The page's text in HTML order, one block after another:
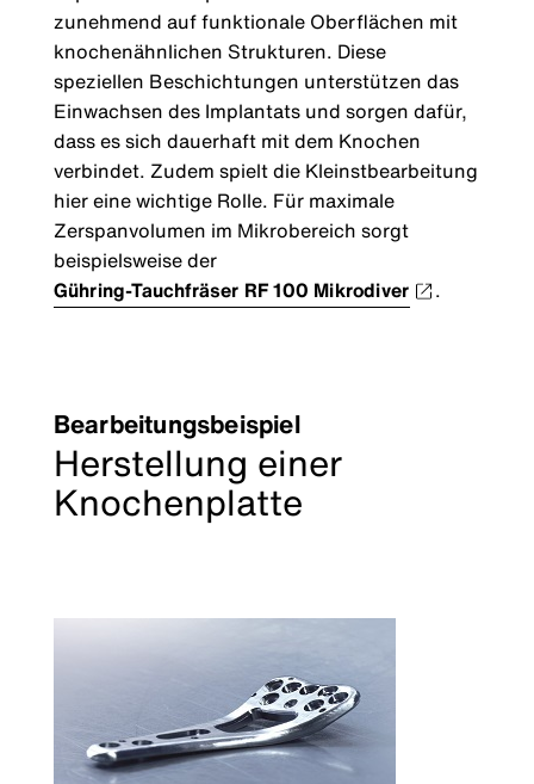
zunehmend auf funktionale Oberflächen mit
knochenähnlichen Strukturen. Diese
speziellen Beschichtungen unterstützen das
Einwachsen des Implantats und sorgen dafür,
dass es sich dauerhaft mit dem Knochen
verbindet. Zudem spielt die Kleinstbearbeitung
hier eine wichtige Rolle. Für maximale
Zerspanvolumen im Mikrobereich sorgt
beispielsweise der
Gühring-Tauchfräser RF 100 Mikrodiver
.
Bearbeitungsbeispiel
Herstellung einer
Knochenplatte